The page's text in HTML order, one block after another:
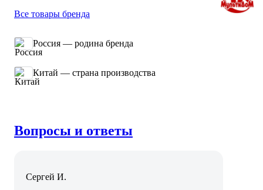
Все товары бренда
Россия — родина бренда
Китай — страна производства
Вопросы и ответы
Сергей И.